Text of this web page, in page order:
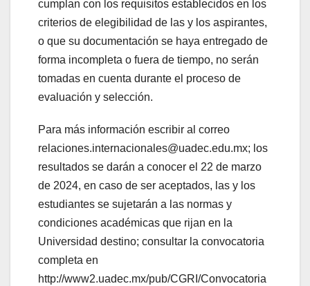
cumplan con los requisitos establecidos en los
criterios de elegibilidad de las y los aspirantes,
o que su documentación se haya entregado de
forma incompleta o fuera de tiempo, no serán
tomadas en cuenta durante el proceso de
evaluación y selección.
Para más información escribir al correo
relaciones.internacionales@uadec.edu.mx; los
resultados se darán a conocer el 22 de marzo
de 2024, en caso de ser aceptados, las y los
estudiantes se sujetarán a las normas y
condiciones académicas que rijan en la
Universidad destino; consultar la convocatoria
completa en
http://www2.uadec.mx/pub/CGRI/Convocatoria